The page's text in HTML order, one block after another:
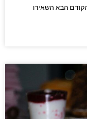
הבא השאירו